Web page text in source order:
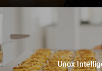
Unox